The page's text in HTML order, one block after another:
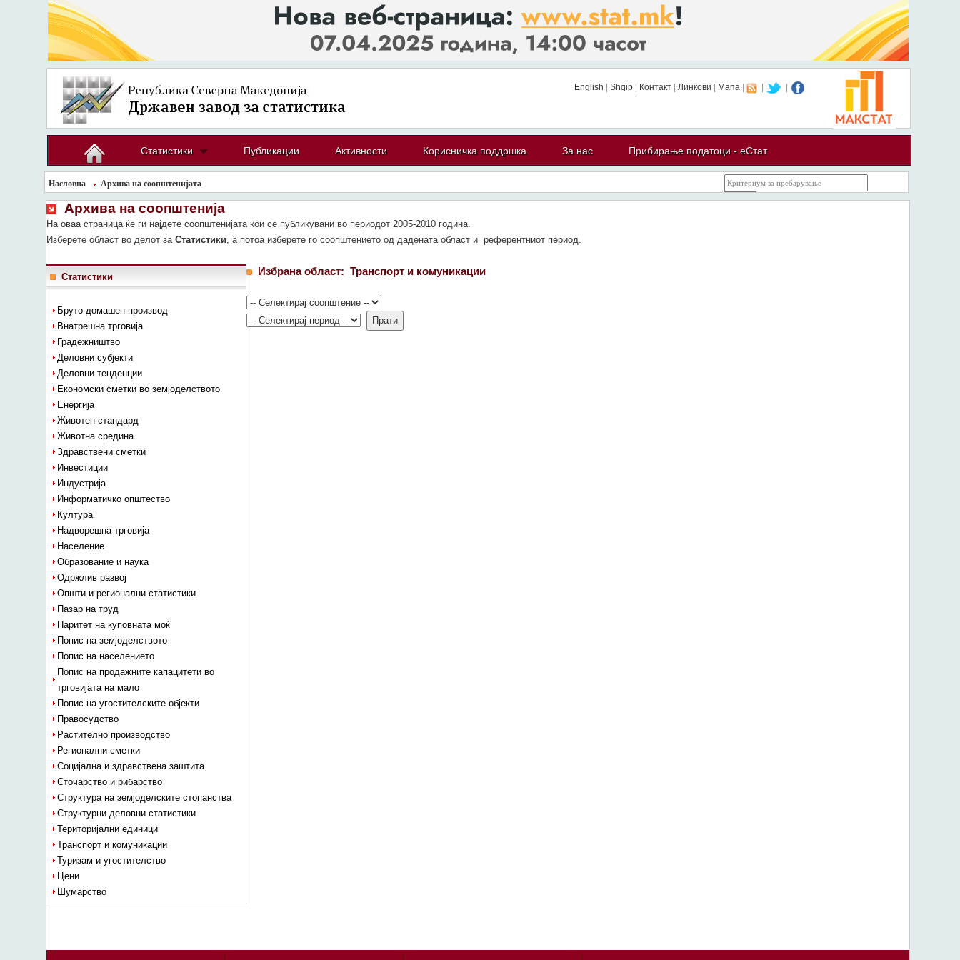
English Shqip| Контакт| Линкови Мапа| | |
Статистики Публикации Активности Корисничка поддршка За нас Прибирање податоци - еСтат
Насловна Архива на соопштенијата
Архива на соопштенија
На оваа страница ќе ги најдете соопштенијата кои се публикувани во периодот 2005-2010 година.
Изберете област во делот заСтатистики, а потоа изберете го соопштението од дадената област и референтниот период.
Статистики
Бруто-домашен производ
Внатрешна трговија
Градежништво
Деловни субјекти
Деловни тенденции
Економски сметки во земјоделството
Енергија
Животен стандард
Животна средина
Здравствени сметки
Инвестиции
Индустрија
Информатичко општество
Култура
Надворешна трговија
Население
Образование и наука
Одржлив развој
Општи и регионални статистики
Пазар на труд
Паритет на куповната моќ
Попис на земјоделството
Попис на населението
Попис на продажните капацитети во
трговијата на мало
Попис на угостителските објекти
Правосудство
Растително производство
Регионални сметки
Социјална и здравствена заштита
Сточарство и рибарство
Структура на земјоделските стопанства
Структурни деловни статистики
Територијални единици
Транспорт и комуникации
Туризам и угостителство
Цени
Шумарство
Избрана област:Транспорт и комуникации